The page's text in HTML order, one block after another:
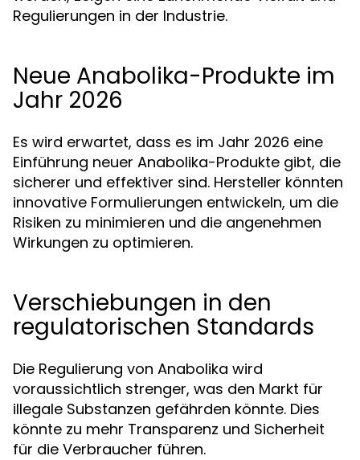
Regulierungen in der Industrie.
Neue Anabolika-Produkte im
Jahr 2026
Es wird erwartet, dass es im Jahr 2026 eine
Einführung neuer Anabolika-Produkte gibt, die
sicherer und effektiver sind. Hersteller könnten
innovative Formulierungen entwickeln, um die
Risiken zu minimieren und die angenehmen
Wirkungen zu optimieren.
Verschiebungen in den
regulatorischen Standards
Die Regulierung von Anabolika wird
voraussichtlich strenger, was den Markt für
illegale Substanzen gefährden könnte. Dies
könnte zu mehr Transparenz und Sicherheit
für die Verbraucher führen.